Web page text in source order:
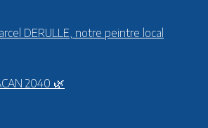
DERULLE, notre peintre local
2040 🌿